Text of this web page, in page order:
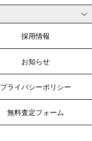
採用情報
お知らせ
プライバシーポリシー
無料査定フォーム